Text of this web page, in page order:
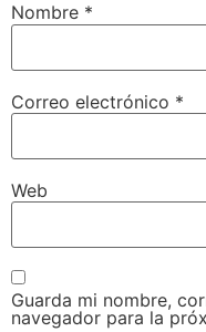
Nombre *
Correo electrónico *
Web
Guarda mi nombre,
navegador para la